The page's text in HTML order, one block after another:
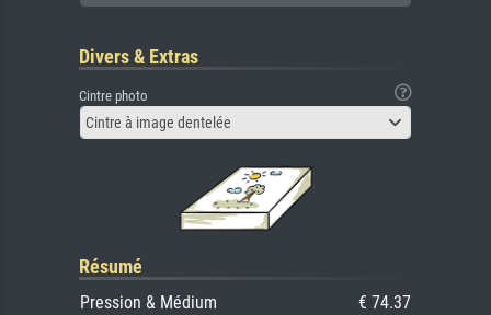
Divers & Extras
Cintre photo
Cintre à image dentelée
Résumé
Pression & Médium € 74.37